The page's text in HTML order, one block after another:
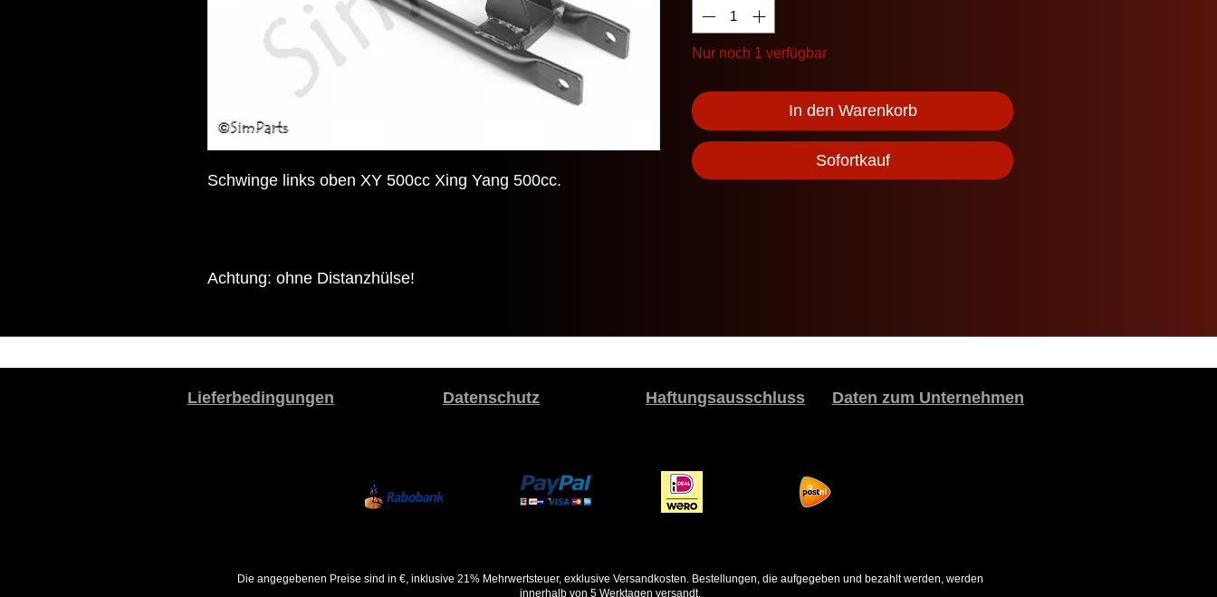
Schwinge links oben XY 500cc Xing Yang 500cc.
Achtung: ohne Distanzhülse!
Nur noch 1 verfügbar
In den Warenkorb
Sofortkauf
Lieferbedingungen Datenschutz Haftungsausschluss Daten zum Unternehmen
Die angegebenen Preise sind in €, inklusive 21% Mehrwertsteuer, exklusive Versandkosten. Bestellungen, die aufgegeben und bezahlt werden, werden
innerhalb von 5 Werktagen versandt.